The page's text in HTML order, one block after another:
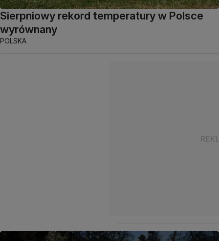
Sierpniowy rekord temperatury w Polsce
wyrównany
POLSKA